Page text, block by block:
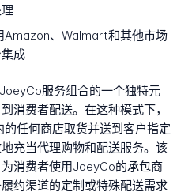
Amazon、Walmart和其他市场
成
服务组合的一个独特元
消费者配送。在这种模式下，
任何商店取货并送到客户指定
充当代理购物和配送服务。该
消费者使用JoeyCo的承包商
约渠道的定制或特殊配送需求